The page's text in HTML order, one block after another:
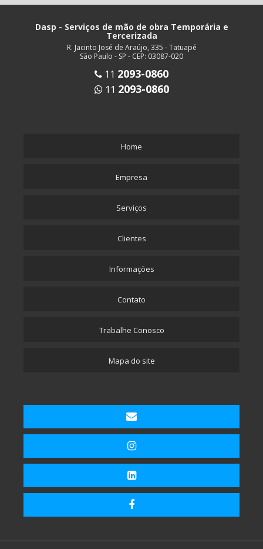
Dasp - Serviços de mão de obra Temporária e
Tercerizada
R. Jacinto José de Araújo, 335 - Tatuapé
São Paulo - SP - CEP: 03087-020
11 2093-0860
11 2093-0860
Home
Empresa
Serviços
Clientes
Informações
Contato
Trabalhe Conosco
Mapa do site